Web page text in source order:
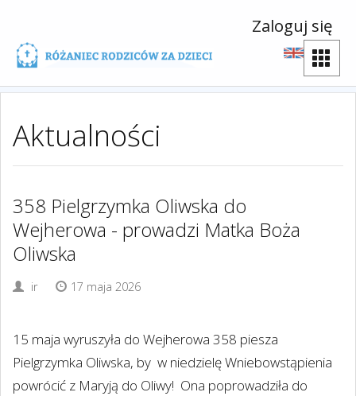
Zaloguj się
Aktualności
358 Pielgrzymka Oliwska do
Wejherowa - prowadzi Matka Boża
Oliwska
ir 17 maja 2026
15 maja wyruszyła do Wejherowa 358 piesza
Pielgrzymka Oliwska, by w niedzielę Wniebowstąpienia
powrócić z Maryją do Oliwy! Ona poprowadziła do